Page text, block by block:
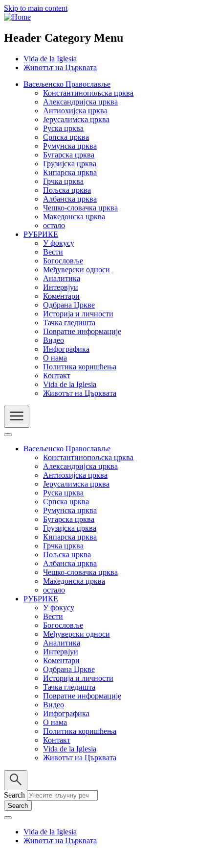
Skip to main content
Header Category Menu
Vida de la Iglesia
Животът на Църквата
Васељенско Православље
Константинопољска црква
Александријска црква
Антиохијска црква
Јерусалимска црква
Руска црква
Српска црква
Румунска црква
Бугарска црква
Грузијска црква
Кипарска црква
Грчка црква
Пољска црква
Албанска црква
Чешко-словачка црква
Македонска црква
остало
РУБРИКЕ
У фокусу
Вести
Богословље
Међуверски односи
Аналитика
Интервјуи
Коментари
Одбрана Цркве
Историја и личности
Тачка гледишта
Повратне информације
Видео
Инфографика
О нама
Политика коришћења
Контакт
Vida de la Iglesia
Животът на Църквата
Васељенско Православље
Константинопољска црква
Александријска црква
Антиохијска црква
Јерусалимска црква
Руска црква
Српска црква
Румунска црква
Бугарска црква
Грузијска црква
Кипарска црква
Грчка црква
Пољска црква
Албанска црква
Чешко-словачка црква
Македонска црква
остало
РУБРИКЕ
У фокусу
Вести
Богословље
Међуверски односи
Аналитика
Интервјуи
Коментари
Одбрана Цркве
Историја и личности
Тачка гледишта
Повратне информације
Видео
Инфографика
О нама
Политика коришћења
Контакт
Vida de la Iglesia
Животът на Църквата
Search
Vida de la Iglesia
Животът на Църквата